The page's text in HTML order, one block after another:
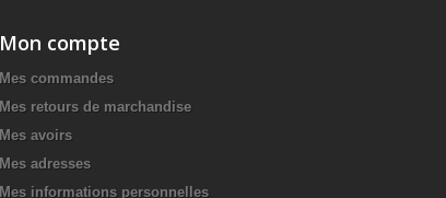
Mon compte
Mes commandes
Mes retours de marchandise
Mes avoirs
Mes adresses
Mes informations personnelles